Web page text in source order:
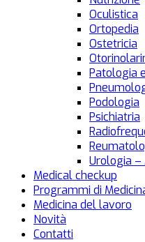
Oculistica
Ortopedia
Ostetricia
Patologia
Podologia
Psichiatria
Urologia –
Medical checkup
Programmi di
Medicina del lavoro
Novità
Contatti